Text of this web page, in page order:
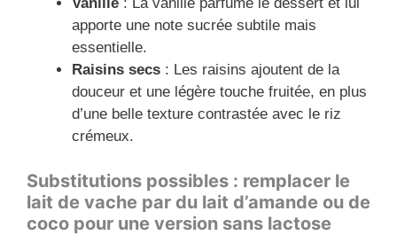
Vanille : La vanille parfume le dessert et lui
apporte une note sucrée subtile mais
essentielle.
Raisins secs : Les raisins ajoutent de la
douceur et une légère touche fruitée, en plus
d’une belle texture contrastée avec le riz
crémeux.
Substitutions possibles : remplacer le
lait de vache par du lait d’amande ou de
coco pour une version sans lactose